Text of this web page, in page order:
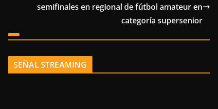
semifinales en regional de fútbol amateur en
categoría supersenior
SEÑAL STREAMING